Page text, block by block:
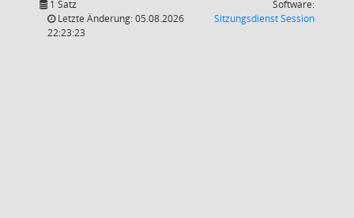
1 Satz
Letzte Änderung: 05.08.2026
22:23:23
Software:
SitzungsdienstSession(Wird in